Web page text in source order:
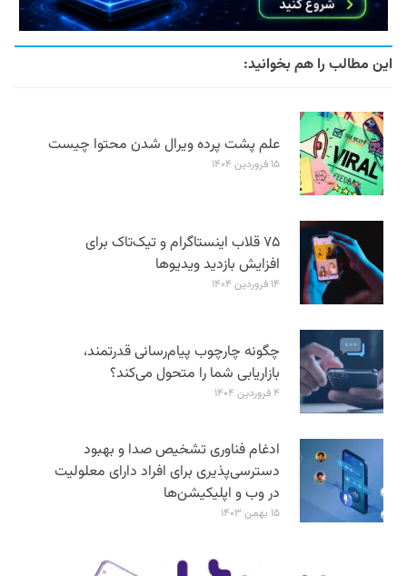
این مطالب را هم بخوانید:
علم پشت پرده ویرال شدن محتوا چیست
۱۵ فروردین ۱۴۰۴
۷۵ قلاب اینستاگرام و تیک‌تاک برای
افزایش بازدید ویدیوها
۱۴ فروردین ۱۴۰۴
چگونه چارچوب پیام‌رسانی قدرتمند،
بازاریابی شما را متحول می‌کند؟
۴ فروردین ۱۴۰۴
ادغام فناوری تشخیص صدا و بهبود
دسترسی‌پذیری برای افراد دارای معلولیت
در وب و اپلیکیشن‌ها
۱۵ بهمن ۱۴۰۳